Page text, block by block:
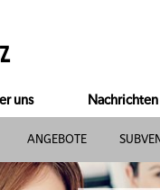
uns Nachrichten
ANGEBOTE